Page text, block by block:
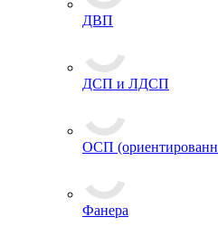
ДВП
ДСП и ЛДСП
ОСП
Фанера